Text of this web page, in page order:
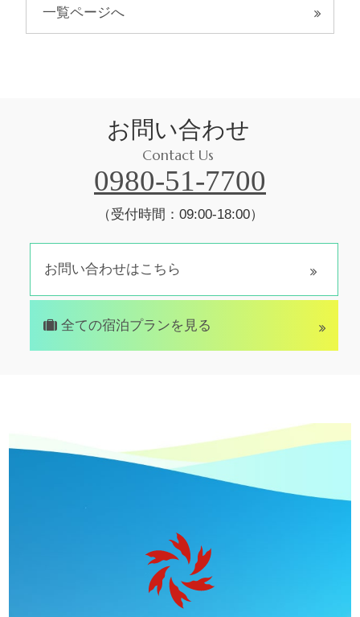
一覧ページへ
お問い合わせ
Contact Us
0980-51-7700
（受付時間：09:00-18:00）
お問い合わせはこちら
全ての宿泊プランを見る